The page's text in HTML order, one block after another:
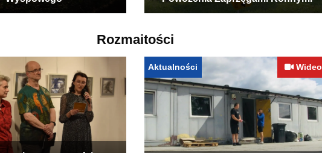
Wyspowego
Powożenia Zaprzęgami Konnymi
Rozmaitości
Aktualności Wideo